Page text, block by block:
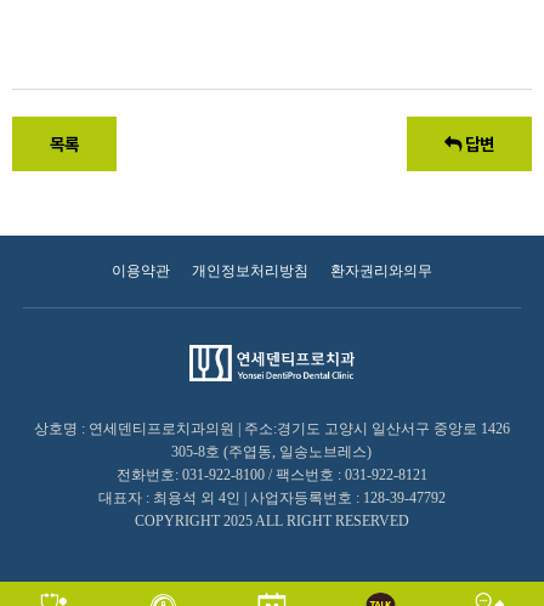
목록 답변
이용약관 개인정보처리방침 환자권리와의무
상호명 : 연세덴티프로치과의원 | 주소:경기도 고양시 일산서구 중앙로 1426
305-8호 (주엽동, 일송노브레스)
전화번호: 031-922-8100 / 팩스번호 : 031-922-8121
대표자 : 최용석 외 4인 | 사업자등록번호 : 128-39-47792
COPYRIGHT 2025 ALL RIGHT RESERVED